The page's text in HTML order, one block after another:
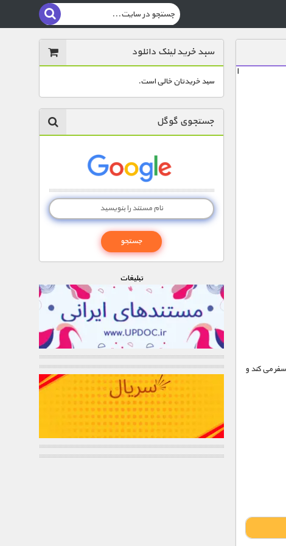
ا
می کند و
سبد خرید لینک دانلود
سبد خریدتان خالی است.
جستجوی گوگل
تبليغات